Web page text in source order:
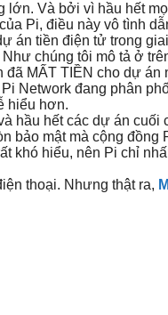
lớn. Và bởi vì hầu hết
Pi, điều này vô tình
án tiền điện tử trong
chúng tôi mô tả ở
đã MẤT TIỀN cho dự án
Network đang phân
hiểu hơn.
hầu hết các dự án cuối
bảo mật mà cộng đồng
khó hiểu, nên Pi chỉ
thoại. Nhưng thật ra,